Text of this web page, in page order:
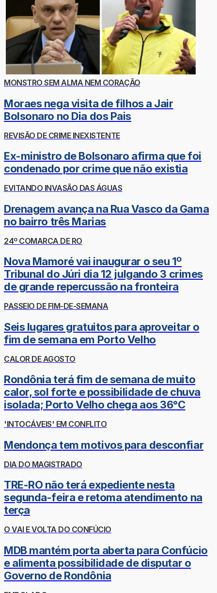
MONSTRO SEM ALMA NEM CORAÇÃO
Moraes nega visita de filhos a Jair
Bolsonaro no Dia dos Pais
REVISÃO DE CRIME INEXISTENTE
Ex-ministro de Bolsonaro afirma que foi
condenado por crime que não existia
EVITANDO INVASÃO DAS ÁGUAS
Drenagem avança na Rua Vasco da Gama
no bairro três Marias
24º COMARCA DE RO
Nova Mamoré vai inaugurar o seu 1º
Tribunal do Júri dia 12 julgando 3 crimes
de grande repercussão na fronteira
PASSEIO DE FIM-DE-SEMANA
Seis lugares gratuitos para aproveitar o
fim de semana em Porto Velho
CALOR DE AGOSTO
Rondônia terá fim de semana de muito
calor, sol forte e possibilidade de chuva
isolada; Porto Velho chega aos 36°C
'INTOCÁVEIS' EM CONFLITO
Mendonça tem motivos para desconfiar
DIA DO MAGISTRADO
TRE-RO não terá expediente nesta
segunda-feira e retoma atendimento na
terça
O VAI E VOLTA DO CONFÚCIO
MDB mantém porta aberta para Confúcio
e alimenta possibilidade de disputar o
Governo de Rondônia